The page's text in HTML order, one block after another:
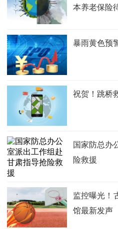
本养老保险
暴雨黄色预
祝贺！跳桥
国家防总办
险救援
监控曝光！
馆最新发声